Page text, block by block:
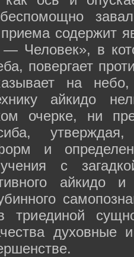
беспомощно
содержит
в
повергает
на
айкидо
очерке, ни
и
учения с
айкидо
духовные